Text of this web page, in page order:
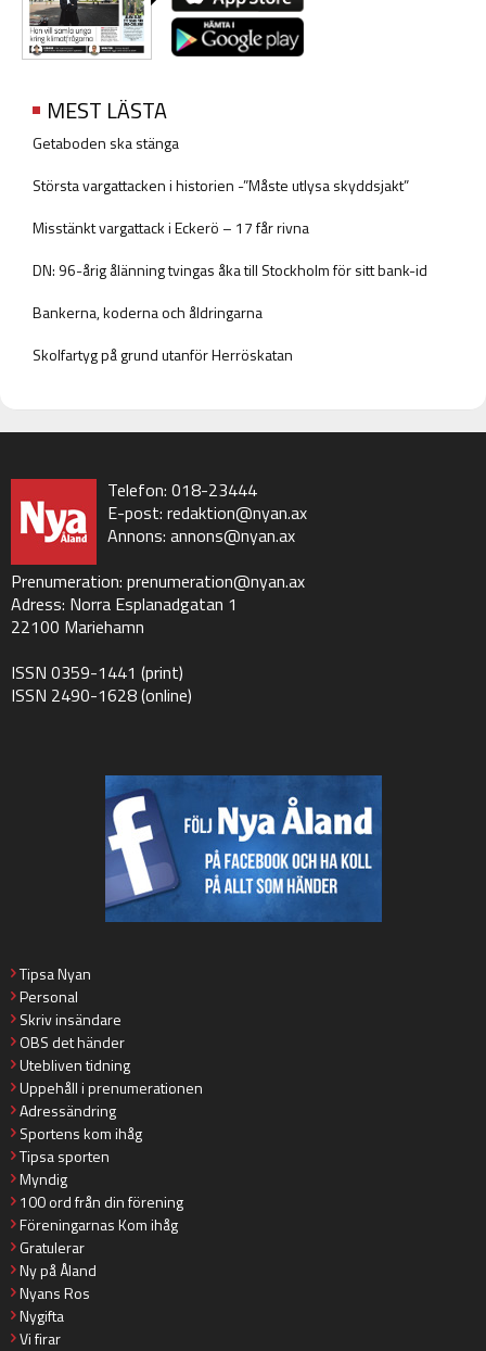
MEST LÄSTA
Getaboden ska stänga
Största vargattacken i historien -”Måste utlysa skyddsjakt”
Misstänkt vargattack i Eckerö – 17 får rivna
DN: 96-årig ålänning tvingas åka till Stockholm för sitt bank-id
Bankerna, koderna och åldringarna
Skolfartyg på grund utanför Herröskatan
Telefon: 018-23444
E-post: redaktion@nyan.ax
Annons: annons@nyan.ax
Prenumeration: prenumeration@nyan.ax
Adress: Norra Esplanadgatan 1
22100 Mariehamn
ISSN 0359-1441 (print)
ISSN 2490-1628 (online)
Tipsa Nyan
Personal
Skriv insändare
OBS det händer
Utebliven tidning
Uppehåll i prenumerationen
Adressändring
Sportens kom ihåg
Tipsa sporten
Myndig
100 ord från din förening
Föreningarnas Kom ihåg
Gratulerar
Ny på Åland
Nyans Ros
Nygifta
Vi firar